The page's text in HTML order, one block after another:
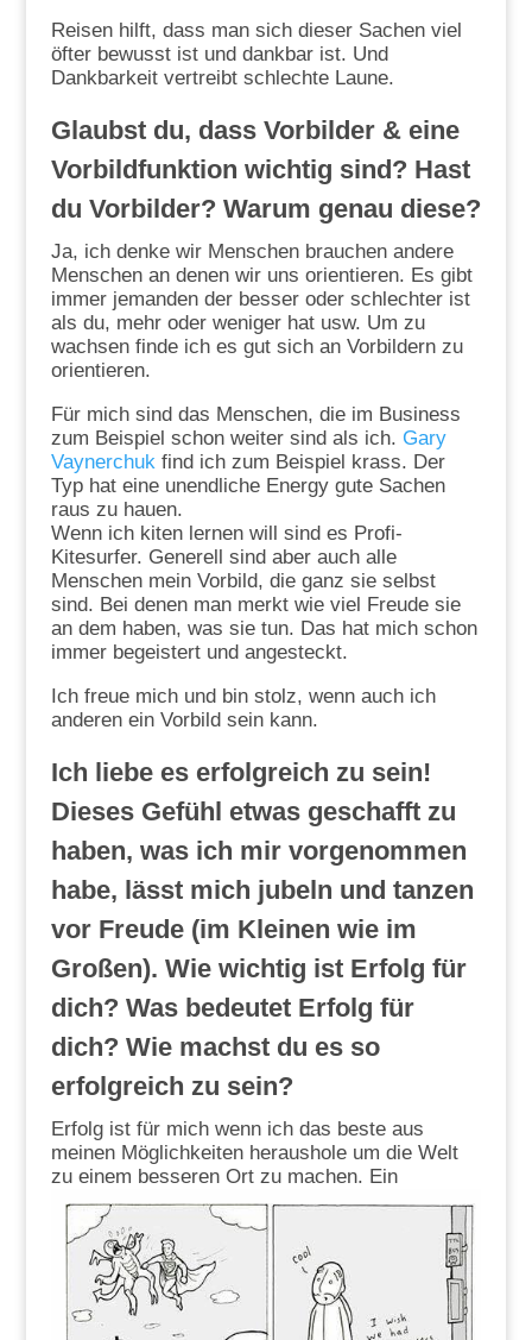
Reisen hilft, dass man sich dieser Sachen viel
öfter bewusst ist und dankbar ist. Und
Dankbarkeit vertreibt schlechte Laune.
Glaubst du, dass Vorbilder & eine
Vorbildfunktion wichtig sind? Hast
du Vorbilder? Warum genau diese?
Ja, ich denke wir Menschen brauchen andere
Menschen an denen wir uns orientieren. Es gibt
immer jemanden der besser oder schlechter ist
als du, mehr oder weniger hat usw. Um zu
wachsen finde ich es gut sich an Vorbildern zu
orientieren.
Für mich sind das Menschen, die im Business
zum Beispiel schon weiter sind als ich. Gary
Vaynerchukfind ich zum Beispiel krass. Der
Typ hat eine unendliche Energy gute Sachen
raus zu hauen.
Wenn ich kiten lernen will sind es Profi-
Kitesurfer. Generell sind aber auch alle
Menschen mein Vorbild, die ganz sie selbst
sind. Bei denen man merkt wie viel Freude sie
an dem haben, was sie tun. Das hat mich schon
immer begeistert und angesteckt.
Ich freue mich und bin stolz, wenn auch ich
anderen ein Vorbild sein kann.
Ich liebe es erfolgreich zu sein!
Dieses Gefühl etwas geschafft zu
haben, was ich mir vorgenommen
habe, lässt mich jubeln und tanzen
vor Freude (im Kleinen wie im
Großen). Wie wichtig ist Erfolg für
dich? Was bedeutet Erfolg für
dich? Wie machst du es so
erfolgreich zu sein?
Erfolg ist für mich wenn ich das beste aus
meinen Möglichkeiten heraushole um die Welt
zu einem besseren Ort zumachen. Ein